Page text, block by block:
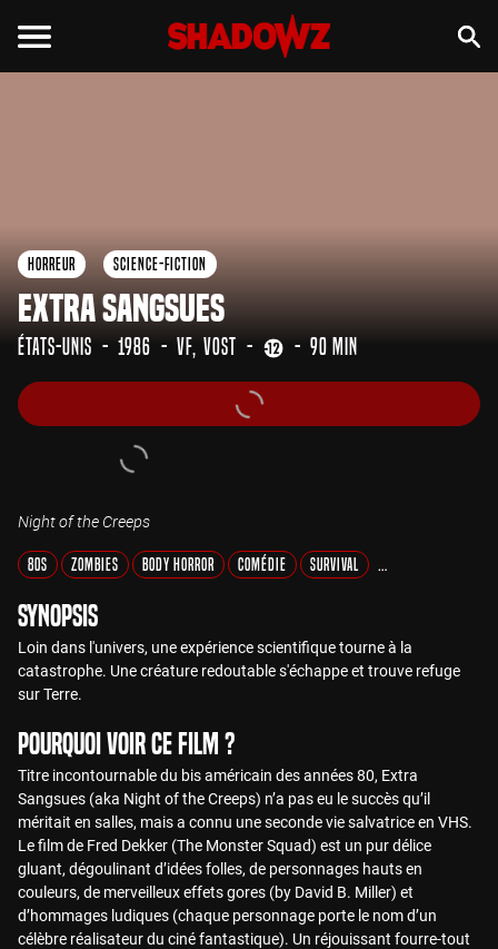
Horreur Science-Fiction
Extra Sangsues
États-Unis 1986 VF VOST 90 min
Night of the Creeps
80s Zombies Body Horror Comédie Survival Culte et Classiques
Synopsis
Loin dans l'univers, une expérience scientifique tourne à la
catastrophe. Une créature redoutable s'échappe et trouve refuge
sur Terre.
Pourquoi voir ce film ?
Titre incontournable du bis américain des années 80, Extra
Sangsues (aka Night of the Creeps) n’a pas eu le succès qu’il
méritait en salles, mais a connu une seconde vie salvatrice en VHS.
Le film de Fred Dekker (The Monster Squad) est un pur délice
gluant, dégoulinant d’idées folles, de personnages hauts en
couleurs, de merveilleux effets gores (by David B. Miller) et
d’hommages ludiques (chaque personnage porte le nom d’un
célèbre réalisateur du ciné fantastique). Un réjouissant fourre-tout